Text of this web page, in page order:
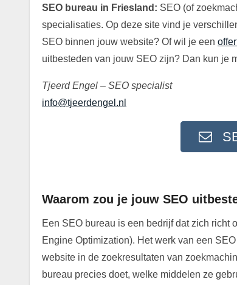
SEO bureau in Friesland: SEO (of
specialisaties. Op deze site vind je
SEO binnen jouw website? Of wil je een
uitbesteden van jouw SEO zijn? Dan kun je
Tjeerd Engel – SEO specialist
info@tjeerdengel.nl
Waarom zou je jouw SEO
Een SEO bureau is een bedrijf dat zich richt
Engine Optimization). Het werk van een
website in de zoekresultaten van
bureau precies doet, welke middelen ze